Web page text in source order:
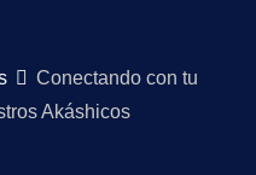
Conectando con tu
Akáshicos